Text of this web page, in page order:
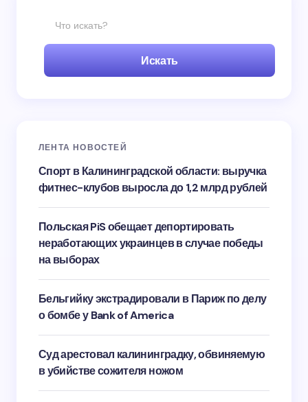
Искать
ЛЕНТА НОВОСТЕЙ
Спорт в Калининградской области: выручка
фитнес-клубов выросла до 1,2 млрд рублей
Польская PiS обещает депортировать
неработающих украинцев в случае победы
на выборах
Бельгийку экстрадировали в Париж по делу
о бомбе у Bank of America
Суд арестовал калининградку, обвиняемую
в убийстве сожителя ножом